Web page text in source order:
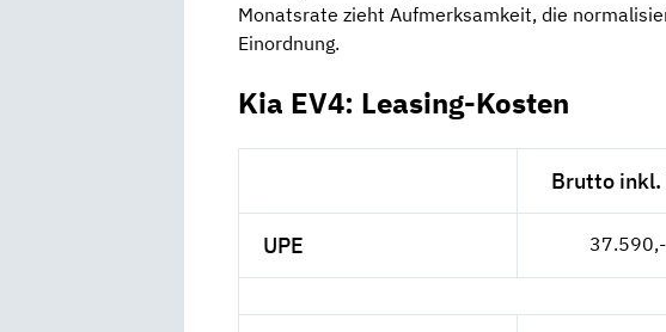
Monatsrate zieht Aufmerksamkeit, die
Einordnung.
Kia EV4: Leasing-Kosten
Brutto inkl.
UPE